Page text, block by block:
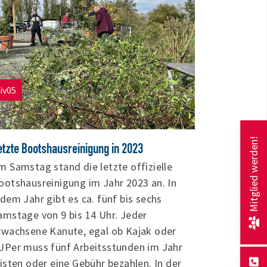
U18 (26,42 s) wiederholen. Sehr
waren zudem die Uerdinger
Theresa Ritte
mit 2,90 m, Xenia Heinzen (W15) und
Kruth (M14) mit jeweils 2,80 m
Bootshausreinigung in 2023
Samstag stand die letzte offizielle
im Jahr 2023 an. In
Jahr gibt es ca. fünf bis sechs
von 9 bis 14 Uhr. Jeder
Kanute, egal ob Kajak oder
muss fünf Arbeitsstunden im Jahr
oder eine Gebühr bezahlen. In der
Mitglied werden!